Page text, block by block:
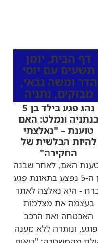
דף הבית, יומן
תשעים עם יוסי
הדר ומשה גבאי,
מבזקים, נתניה
נהג פגע בילד בן 5
בנתניה ונמלט: האם
טוענת – "נאלצתי
להיות הבלשית של
החקירה"
האם, לאחר שבנה
בן ה-5 נפצע בתאונת פגע
- היא נאלצה לאתר
בעצמה את מצלמות
האבטחה ואת הרכב
ונותרה ללא מענה